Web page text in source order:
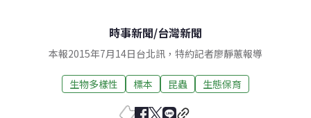
時事新聞/台灣新聞
本報2015年7月14日台北訊，特約記者廖靜蕙報導
生物多樣性 標本 昆蟲 生態保育